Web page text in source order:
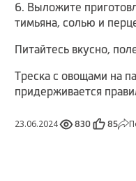
Выложите
тимьяна, солью и
Питайтесь вкусно,
Треска с овощами на
придерживается
23.06.2024 830 85